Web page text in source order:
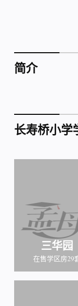
简介
长寿桥小学
三华园
在售学区房29